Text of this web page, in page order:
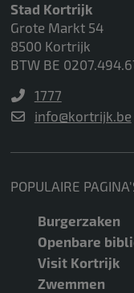
Stad Kortrijk
Grote Markt 54
8500 Kortrijk
BTW BE
1777
info@kortrijk.be
POPULAIRE
Burgerzaken
Openbare
Visit Kortrijk
Zwemmen